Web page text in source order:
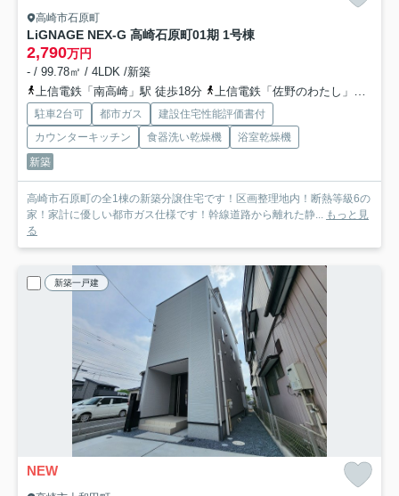
高崎市石原町
LiGNAGE NEX-G 高崎石原町01期 1号棟
2,790万円
- / 99.78㎡ / 4LDK /新築
上信電鉄「南高崎」駅 徒歩18分
上信電鉄「佐野のわたし」駅 徒歩24分
駐車2台可 都市ガス
建設住宅性能評価書付
カウンターキッチン
食器洗い乾燥機
浴室乾燥機
新築
高崎市石原町の全1棟の新築分譲住宅です！区画整理地内！断熱等級6の
家！家計に優しい都市ガス仕様です！幹線道路から離れた静... もっと見
る
新築一戸建
NEW